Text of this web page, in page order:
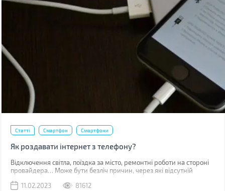
Статті Смартфон Смартфони
Як роздавати інтернет з телефону?
Відключення світла, поїздка за місто, ремонтні роботи на стороні
провайдера… Може бути безліч причин, через які відсутній
мобільна мережа, звичайно, якщо ви знаходитесь у зоні її
11.02.2023 81612